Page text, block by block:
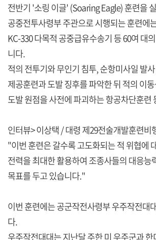
전반기 '소링 이글' (Soaring Eagle) 훈련을
공중전투사령부 주관으로 시행되는 훈련에
KC-330 다목적 공중급유수송기 등 60여 대
니다.
적의 전투기와 무인기 침투, 순항미사일 발
제공훈련과 도발 징후를 파악한 뒤 적의 이
도발 원점을 사전에 파괴하는 항공차단훈련
인터뷰> 이상택 / 대령 제29전술개발훈련비
"이번 훈련은 갈수록 고도화되는 적 위협에
전력을 최대한 활용하여 조종사들의 대응능
목표를 두고 있습니다."
이번 훈련에는 공군작전사령부 우주작전대
다.
우주작전대대는 지난달 주한 미 우주군과